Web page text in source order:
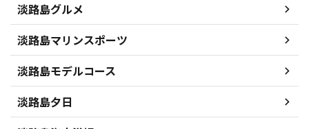
淡路島グルメ
淡路島マリンスポーツ
淡路島モデルコース
淡路島夕日